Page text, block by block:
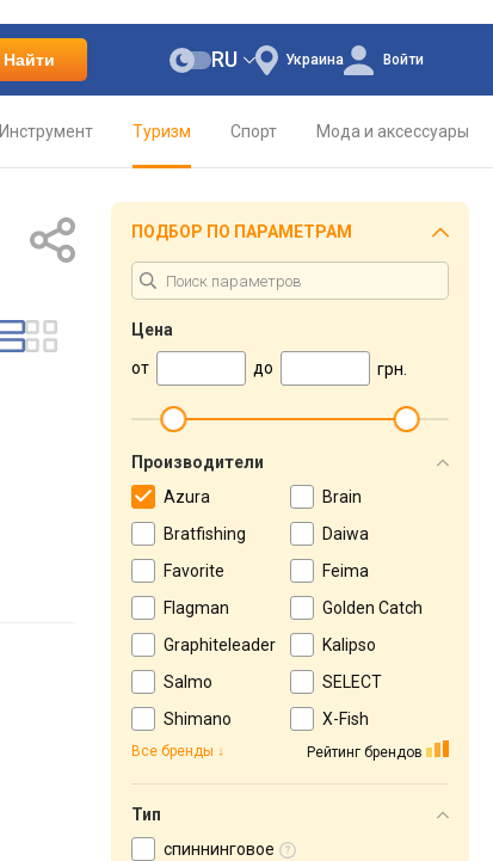
Найти Украина
RU Войти
Инструмент Туризм Спорт Мода и аксессуары
ПОДБОР ПО ПАРАМЕТРАМ
Цена
от
до грн.
Производители
Azura
Brain
Bratfishing
Daiwa
Favorite
Feima
Flagman
Golden Catch
Graphiteleader
Kalipso
Salmo
SELECT
Shimano
X-Fish
Рейтинг брендов
Все бренды
Тип
спиннинговое